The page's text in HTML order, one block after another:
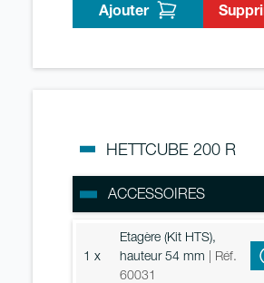
Ajouter
HETTCUBE 200 R
ACCESSOIRES
1 x
Etagère (Kit HTS),
hauteur 54 mm | Réf.
60031